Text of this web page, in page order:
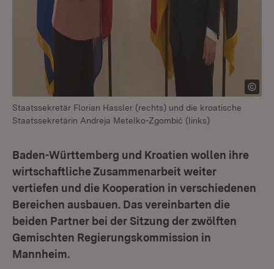
Staatssekretär Florian Hassler (rechts) und die kroatische
Staatssekretärin Andreja Metelko-Zgombić (links)
Baden-Württemberg und Kroatien wollen ihre
wirtschaftliche Zusammenarbeit weiter
vertiefen und die Kooperation in verschiedenen
Bereichen ausbauen. Das vereinbarten die
beiden Partner bei der Sitzung der zwölften
Gemischten Regierungskommission in
Mannheim.